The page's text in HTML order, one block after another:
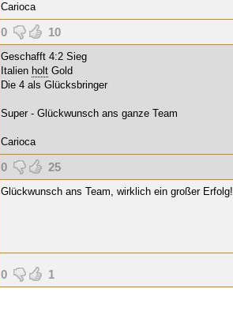
Carioca
0 10
Geschafft 4:2 Sieg
Italien holt Gold
Die 4 als Glücksbringer
Super - Glückwunsch ans ganze Team
Carioca
0 25
Glückwunsch ans Team, wirklich ein großer Erfolg!
0 1